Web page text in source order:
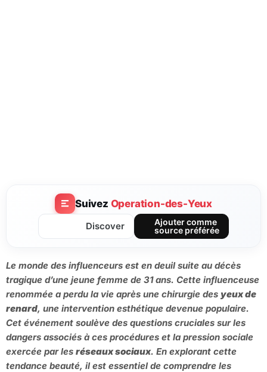
Suivez Operation-des-Yeux
Discover
Ajouter comme
source préférée
Le monde des influenceurs est en deuil suite au décès
tragique d’une jeune femme de 31 ans. Cette influenceuse
renommée a perdu la vie après une chirurgie des yeux de
renard, une intervention esthétique devenue populaire.
Cet événement soulève des questions cruciales sur les
dangers associés à ces procédures et la pression sociale
exercée par les réseaux sociaux. En explorant cette
tendance beauté, il est essentiel de comprendre les